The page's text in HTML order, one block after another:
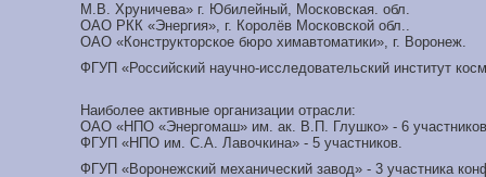
М.В. Хруничева» г. Юбилейный, Московская. обл.
ОАО РКК «Энергия», г. Королёв Московской обл..
ОАО «Конструкторское бюро химавтоматики», г. Воронеж.
ФГУП «Российский научно-исследовательский институт
Наиболее активные организации отрасли:
ОАО «НПО «Энергомаш» им. ак. В.П. Глушко» - 6 участников
ФГУП «НПО им. С.А. Лавочкина» - 5 участников.
ФГУП «Воронежский механический завод» - 3 участника